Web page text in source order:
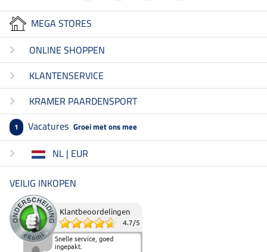
MEGA STORES
ONLINE SHOPPEN
KLANTENSERVICE
KRAMER PAARDENSPORT
1 Vacatures Groei met ons mee
NL | EUR
VEILIG INKOPEN
Klantbeoordelingen
4.7/5
Snelle service, goed
ingepakt.